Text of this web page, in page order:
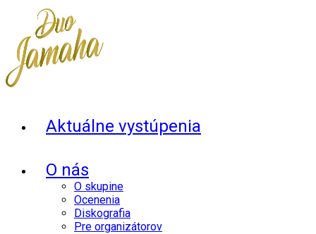
Aktuálne vystúpenia
O nás
O skupine
Ocenenia
Diskografia
Pre organizátorov